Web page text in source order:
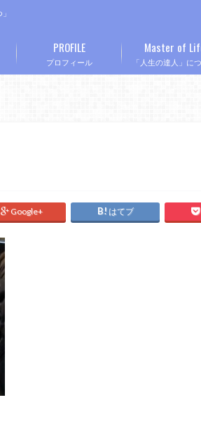
プロフィール
PROFILE
「人生の達人」に
Master of
Google+ はてブ